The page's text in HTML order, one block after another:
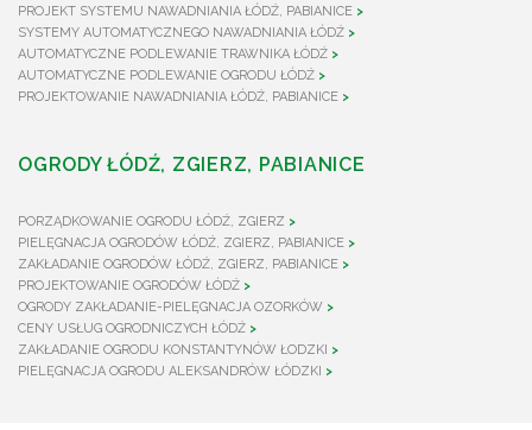
PROJEKT SYSTEMU NAWADNIANIA ŁÓDŹ, PABIANICE
SYSTEMY AUTOMATYCZNEGO NAWADNIANIA ŁÓDŹ
AUTOMATYCZNE PODLEWANIE TRAWNIKA ŁÓDŹ
AUTOMATYCZNE PODLEWANIE OGRODU ŁÓDŹ
PROJEKTOWANIE NAWADNIANIA ŁÓDŹ, PABIANICE
OGRODY ŁÓDŹ, ZGIERZ, PABIANICE
PORZĄDKOWANIE OGRODU ŁÓDŹ, ZGIERZ
PIELĘGNACJA OGRODÓW ŁÓDŹ, ZGIERZ, PABIANICE
ZAKŁADANIE OGRODÓW ŁÓDŹ, ZGIERZ, PABIANICE
PROJEKTOWANIE OGRODÓW ŁÓDŹ
OGRODY ZAKŁADANIE-PIELĘGNACJA OZORKÓW
CENY USŁUG OGRODNICZYCH ŁÓDŹ
ZAKŁADANIE OGRODU KONSTANTYNÓW ŁODZKI
PIELĘGNACJA OGRODU ALEKSANDRÓW ŁÓDZKI